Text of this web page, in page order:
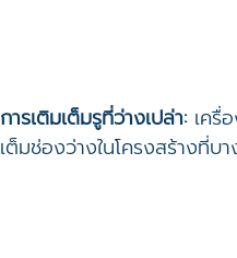
การเติมเต็มรูที่ว่างเปล่า: เครื่อ
เต็มช่องว่างในโครงสร้างที่